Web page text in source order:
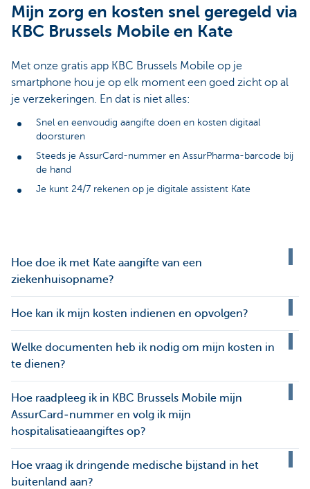
Mijn zorg en kosten snel geregeld via
KBC Brussels Mobile en Kate
Met onze gratis app KBC Brussels Mobile op je
smartphone hou je op elk moment een goed zicht op al
je verzekeringen. En dat is niet alles:
Snel en eenvoudig aangifte doen en kosten digitaal
doorsturen
Steeds je AssurCard-nummer en AssurPharma-barcode bij
de hand
Je kunt 24/7 rekenen op je digitale assistent Kate
Hoe doe ik met Kate aangifte van een
ziekenhuisopname?
Hoe kan ik mijn kosten indienen en opvolgen?
Welke documenten heb ik nodig om mijn kosten in
te dienen?
Hoe raadpleeg ik in KBC Brussels Mobile mijn
AssurCard‑nummer en volg ik mijn
hospitalisatieaangiftes op?
Hoe vraag ik dringende medische bijstand in het
buitenland aan?